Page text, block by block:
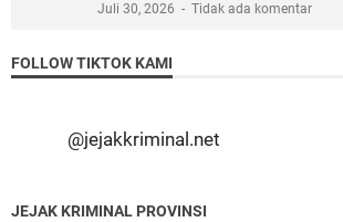
Juli 30, 2026 Tidak ada komentar
FOLLOW TIKTOK KAMI
@jejakkriminal.net
JEJAK KRIMINAL PROVINSI